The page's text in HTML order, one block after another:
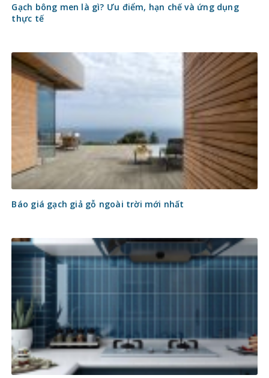
Gạch bông men là gì? Ưu điểm, hạn chế và ứng dụng
thực tế
Báo giá gạch giả gỗ ngoài trời mới nhất